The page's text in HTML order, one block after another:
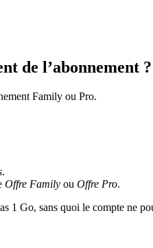
de l’abonnement ?
Family ou Pro.
.
Offre Family ou Offre Pro.
1 Go, sans quoi le compte ne